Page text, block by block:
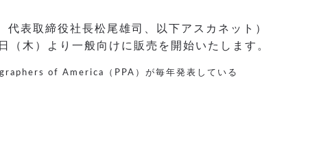
表取締役社長松尾雄司、以下アスカネット）
木）より一般向けに販売を開始いたします。
of America（PPA）が毎年発表している